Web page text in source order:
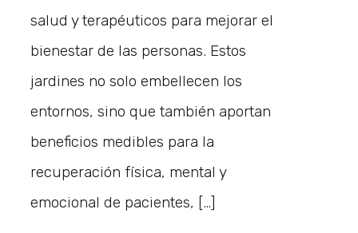
salud y terapéuticos para mejorar el
bienestar de las personas. Estos
jardines no solo embellecen los
entornos, sino que también aportan
beneficios medibles para la
recuperación física, mental y
emocional de pacientes, […]